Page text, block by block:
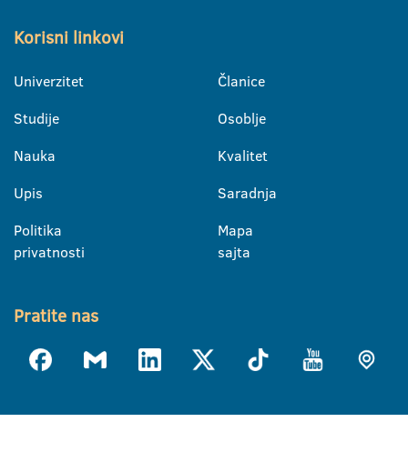
Korisni linkovi
Univerzitet
Studije
Nauka
Upis
Politika
privatnosti
Članice
Osoblje
Kvalitet
Saradnja
Mapa
sajta
Pratite nas